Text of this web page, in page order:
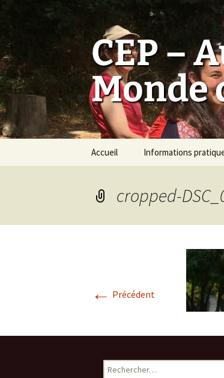
CEP –
Monde
Accueil Informations
cropped-
← Précédent
Rechercher :